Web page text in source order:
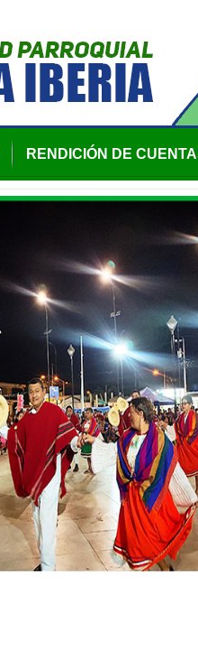
RENDICIÓN DE